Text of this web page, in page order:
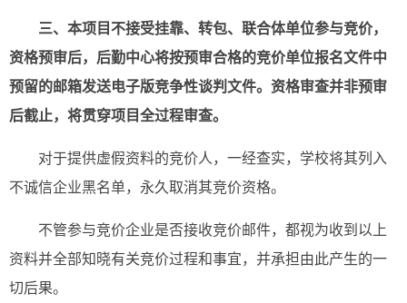
三、 本项目不接受挂靠、转包、联合体单位参与竞价，
资格预审后， 后勤中心将按预审合格的竞价单位报名文件中
预留的邮箱发送电子版竞争性谈判文件。资格审查并非预审
后截止，将贯穿项目全过程审查。
对于提供虚假资料的竞价人，一经查实，学校将其列入
不诚信企业黑名单，永久取消其竞价资格。
不管参与竞价企业是否接收竞价邮件，都视为收到以上
资料并全部知晓有关竞价过程和事宜，并承担由此产生的一
切后果。